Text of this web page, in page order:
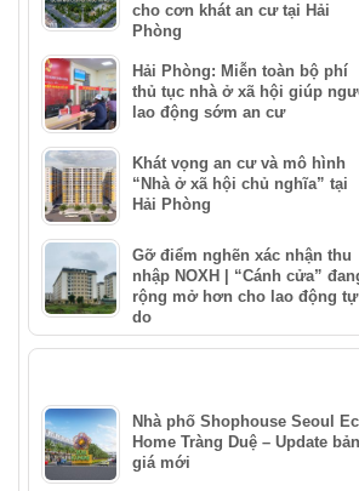
cho cơn khát an cư tại Hải
Phòng
Hải Phòng: Miễn toàn bộ phí
thủ tục nhà ở xã hội giúp
lao động sớm an cư
Khát vọng an cư và mô hình
“Nhà ở xã hội chủ nghĩa” tại
Hải Phòng
Gỡ điểm nghẽn xác nhận thu
nhập NOXH | “Cánh cửa”
rộng mở hơn cho lao động tự
do
Nhà phố Shophouse Seoul
Home Tràng Duệ – Update
giá mới